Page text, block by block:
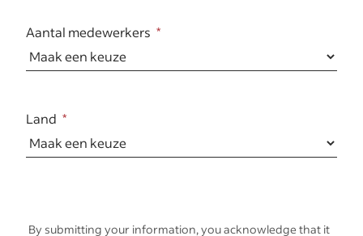
Aantal medewerkers
Land
By submitting your information, you acknowledge that it